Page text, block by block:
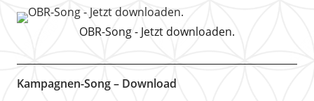
OBR-Song - Jetzt downloaden.
Kampagnen-Song – Download